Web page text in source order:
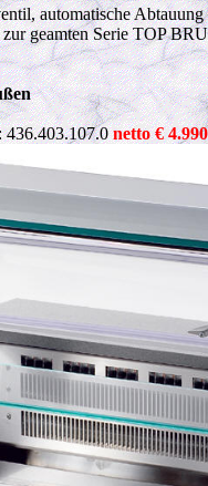
automatische
geamten Serie TOP
netto €